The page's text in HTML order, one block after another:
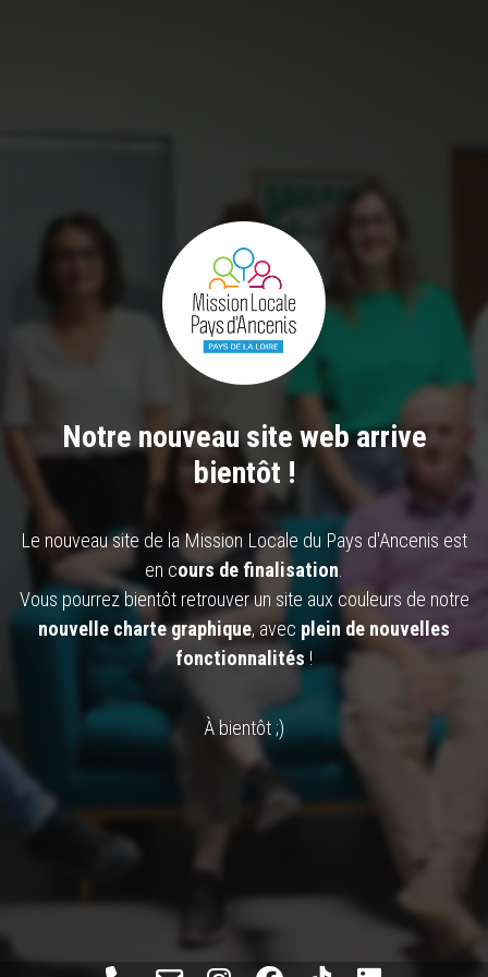
Notre nouveau site web arrive
bientôt !
Le nouveau site de la Mission Locale du Pays d'Ancenis est
en cours de finalisation.
Vous pourrez bientôt retrouver un site aux couleurs de notre
nouvelle charte graphique, avec plein de nouvelles
fonctionnalités !
À bientôt ;)